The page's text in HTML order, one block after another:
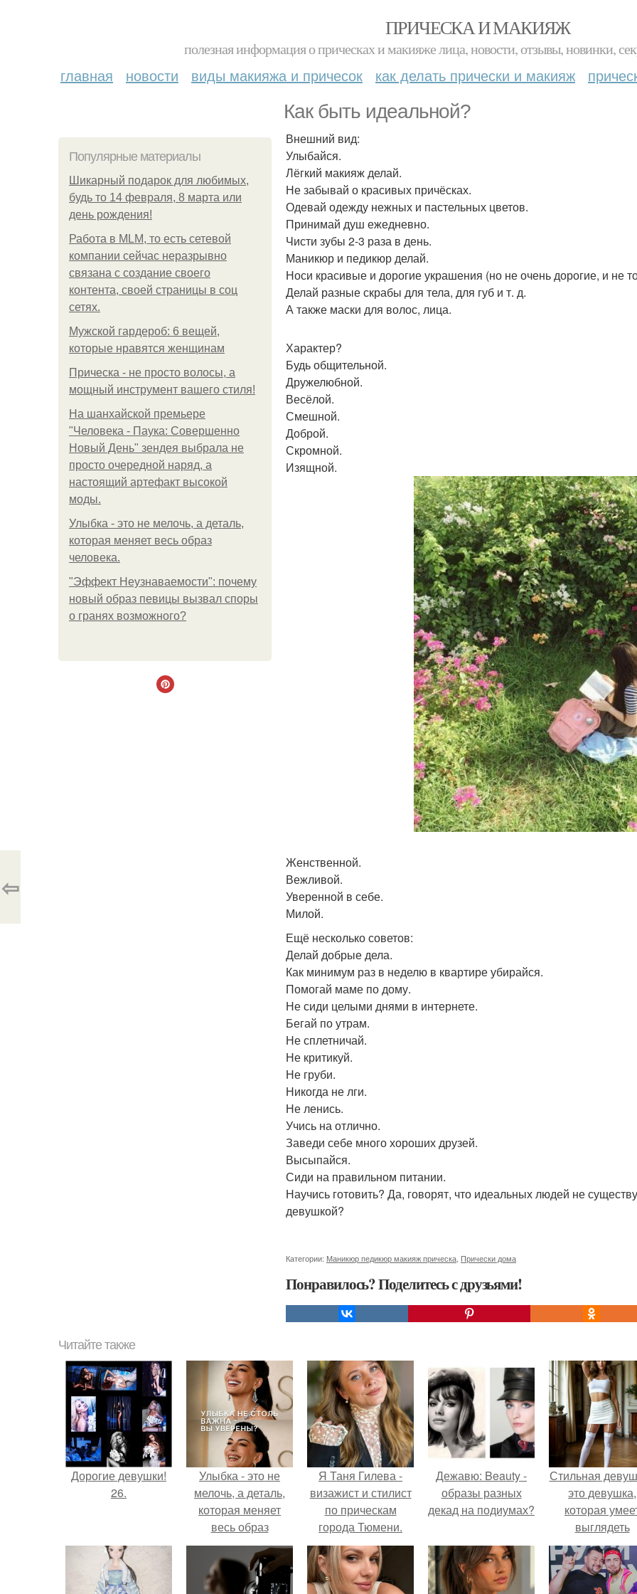
ПРИЧЕСКА И МАКИЯЖ
полезная информация о прическах и макияже лица, новости, отзывы, новинки,
главная новости виды макияжа и причесок как делать прически и макияж
Как быть идеальной?
Популярные материалы
Шикарный подарок для любимых,
будь то 14 февраля, 8 марта или
день рождения!
Работа в MLM, то есть сетевой
компании сейчас неразрывно
связана с создание своего
контента, своей страницы в соц
сетях.
Мужской гардероб: 6 вещей,
которые нравятся женщинам
Прическа - не просто волосы, а
мощный инструмент вашего стиля!
На шанхайской премьере
"Человека - Паука: Совершенно
Новый День" зендея выбрала не
просто очередной наряд, а
настоящий артефакт высокой
моды.
Улыбка - это не мелочь, а деталь,
которая меняет весь образ
человека.
"Эффект Неузнаваемости": почему
новый образ певицы вызвал споры
о гранях возможного?
Внешний вид:
Улыбайся.
Лёгкий макияж делай.
Не забывай о красивых причёсках.
Одевай одежду нежных и пастельных цветов.
Принимай душ ежедневно.
Чисти зубы 2-3 раза в день.
Маникюр и педикюр делай.
Носи красивые и дорогие украшения (но не очень дорогие, и не
Делай разные скрабы для тела, для губ и т. д.
А также маски для волос, лица.
Характер?
Будь общительной.
Дружелюбной.
Весёлой.
Смешной.
Доброй.
Скромной.
Изящной.
Женственной.
Вежливой.
Уверенной в себе.
Милой.
Ещё несколько советов:
Делай добрые дела.
Как минимум раз в неделю в квартире убирайся.
Помогай маме по дому.
Не сиди целыми днями в интернете.
Бегай по утрам.
Не сплетничай.
Не критикуй.
Не груби.
Никогда не лги.
Не ленись.
Учись на отлично.
Заведи себе много хороших друзей.
Высыпайся.
Сиди на правильном питании.
Научись готовить? Да, говорят, что идеальных людей не
девушкой?
Категории: Маникюр педикюр макияж прическа Прически дома
Понравилось? Поделитесь с друзьями!
⇦
Читайте также
Дорогие девушки!
26.
Улыбка - это не
мелочь, а деталь,
которая меняет
весь образ
человека.
Я Таня Гилева -
визажист и стилист
по прическам
города Тюмени.
Дежавю: Beauty -
образы разных
декад на подиумах?
Стильная
это девушка,
которая
выглядеть
элегантно в
ситуации.